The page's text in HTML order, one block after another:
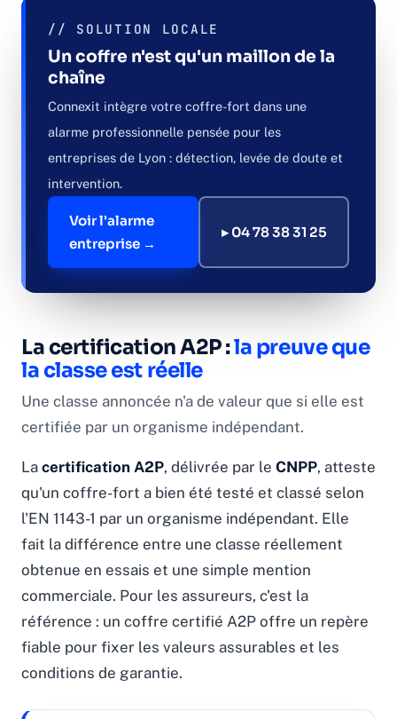
// SOLUTION LOCALE
Un coffre n'est qu'un maillon de la
chaîne
Connexit intègre votre coffre-fort dans une
alarme professionnelle pensée pour les
entreprises de Lyon : détection, levée de doute et
intervention.
Voir l'alarme
entreprise →
▸ 04 78 38 31 25
La certification A2P :la preuve que
la classe est réelle
Une classe annoncée n'a de valeur que si elle est
certifiée par un organisme indépendant.
La certification A2P, délivrée par le CNPP, atteste
qu'un coffre-fort a bien été testé et classé selon
l'EN 1143-1 par un organisme indépendant. Elle
fait la différence entre une classe réellement
obtenue en essais et une simple mention
commerciale. Pour les assureurs, c'est la
référence : un coffre certifié A2P offre un repère
fiable pour fixer les valeurs assurables et les
conditions de garantie.